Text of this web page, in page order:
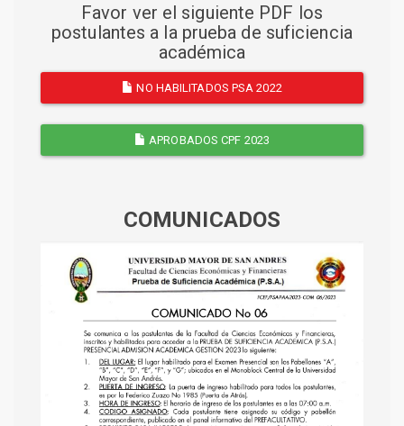
Favor ver el siguiente PDF los
postulantes a la prueba de suficiencia
académica
NO HABILITADOS PSA 2022
APROBADOS CPF 2023
COMUNICADOS